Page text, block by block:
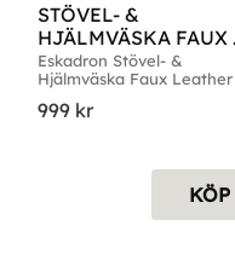
STÖVEL- &
HJÄLMVÄSKA FAUX
LEATHER HERITAGE
SVART
Eskadron Stövel- &
Hjälmväska Faux Leather
999 kr
KÖP